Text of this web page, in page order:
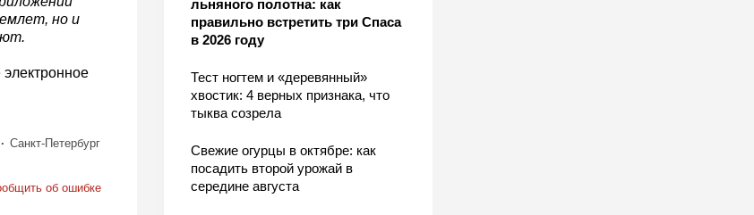
льняного полотна: как
правильно встретить три Спаса
в 2026 году
Тест ногтем и «деревянный»
хвостик: 4 верных признака, что
тыква созрела
Свежие огурцы в октябре: как
посадить второй урожай в
середине августа
но и
Санкт-Петербург
об ошибке